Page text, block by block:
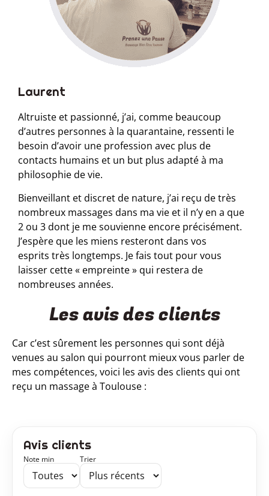
Laurent
Altruiste et passionné, j’ai, comme beaucoup
d’autres personnes à la quarantaine, ressenti le
besoin d’avoir une profession avec plus de
contacts humains et un but plus adapté à ma
philosophie de vie.
Bienveillant et discret de nature, j’ai reçu de très
nombreux massages dans ma vie et il n’y en a que
2 ou 3 dont je me souvienne encore précisément.
J’espère que les miens resteront dans vos
esprits très longtemps. Je fais tout pour vous
laisser cette « empreinte » qui restera de
nombreuses années.
Les avis des clients
Car c’est sûrement les personnes qui sont déjà
venues au salon qui pourront mieux vous parler de
mes compétences, voici les avis des clients qui ont
reçu un massage à Toulouse :
Avis clients
Note min Trier